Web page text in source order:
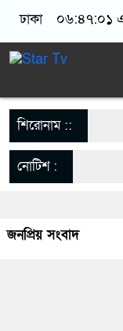
ঢাকা ০৬:৪৭:০২
শিরোনাম ::
নোটিশ :
জনপ্রিয় সংবাদ